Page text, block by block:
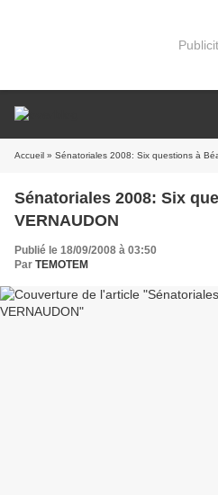
Accueil » Sénatoriales 2008: Six questions à
Sénatoriales 2008: Six
VERNAUDON
Publié le 18/09/2008 à 03:50
Par TEMOTEM